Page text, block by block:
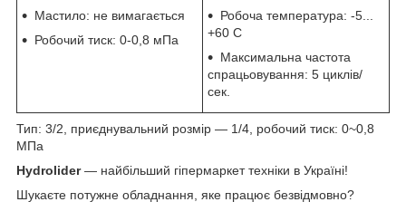
Мастило: не вимагається
Робочий тиск: 0-0,8 мПа
Робоча температура: -5...
+60 С
Максимальна частота
спрацьовування: 5 циклів/
сек.
Тип: 3/2, приєднувальний розмір — 1/4, робочий тиск: 0~0,8
МПа
Hydrolider— найбільший гіпермаркет техніки в Україні!
Шукаєте потужне обладнання, яке працює безвідмовно?